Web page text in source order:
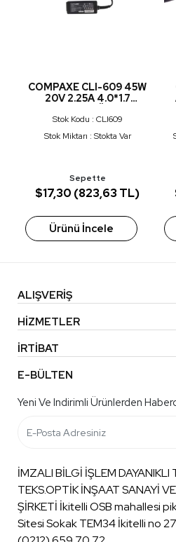
COMPAXE CLI-609 45W
20V 2.25A 4.0*1.7
Stok Kodu : CLI609
Stok Miktarı : Stokta Var
Sepette
$17,30 (823,63 TL)
Ürünü İncele
ALIŞVERİŞ
HİZMETLER
İRTİBAT
E-BÜLTEN
Yeni Ve Indirimli Ürünlerden
İMZALI BİLGİ İŞLEM
TEKS.OPTİK İNŞAAT SANAYİ
ŞİRKETİ İkitelli OSB mahallesi
Sitesi Sokak TEM34 İkitelli no